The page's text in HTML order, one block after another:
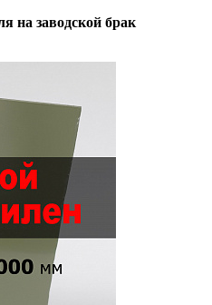
на заводской брак